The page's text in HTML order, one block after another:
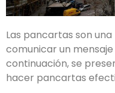
Las pancartas son
comunicar un
continuación, se
hacer pancartas